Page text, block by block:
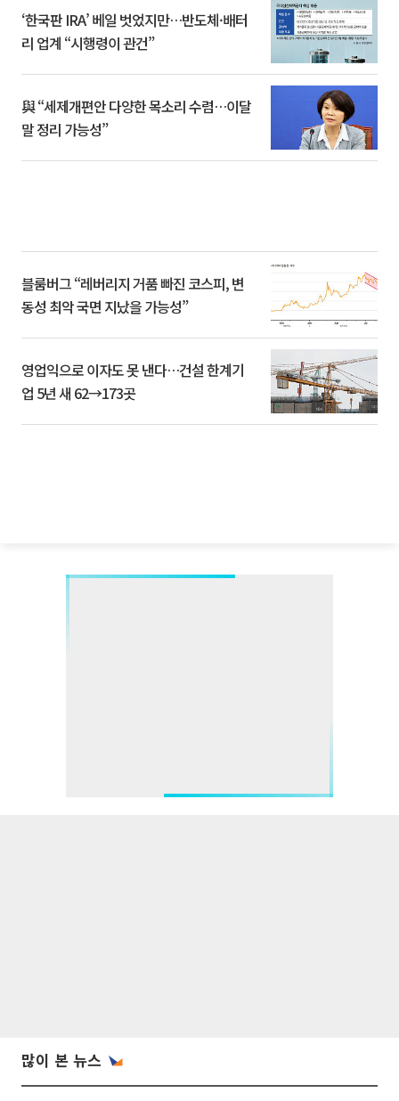
‘한국판 IRA’ 베일 벗었지만…반도체·배터
리 업계 “시행령이 관건”
與 “세제개편안 다양한 목소리 수렴…이달
말 정리 가능성”
블룸버그 “레버리지 거품 빠진 코스피, 변
동성 최악 국면 지났을 가능성”
영업익으로 이자도 못 낸다…건설 한계기
업 5년 새 62→173곳
많이 본 뉴스